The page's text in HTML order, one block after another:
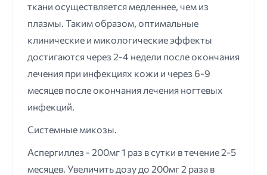
ткани осуществляется медленнее, чем из
плазмы. Таким образом, оптимальные
клинические и микологические эффекты
достигаются через 2-4 недели после окончания
лечения при инфекциях кожи и через 6-9
месяцев после окончания лечения ногтевых
инфекций.
Системные микозы.
Аспергиллез - 200мг 1 раз в сутки в течение 2-5
месяцев. Увеличить дозу до 200мг 2 раза в